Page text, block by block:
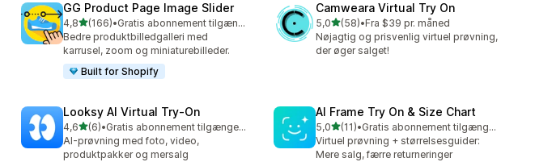
GG Product Page Image Slider
4,8ud af 5 stjerner
(166)
166 anmeldelser i alt
•
Gratis abonnement tilgængeligt
Bedre produktbilledgalleri med
karrusel, zoom og miniaturebilleder.
Built for Shopify
Camweara Virtual Try On
5,0ud af 5 stjerner
(58)
58 anmeldelser i alt
•Fra $39 pr. måned
Nøjagtig og prisvenlig virtuel prøvning,
der øger salget!
Looksy AI Virtual Try‑On
4,6ud af 5 stjerner
(6)
6 anmeldelser i alt
•
Gratis abonnement tilgængeligt
AI-prøvning med foto, video,
produktpakker og mersalg
AI Frame Try On & Size Chart
5,0ud af 5 stjerner
(11)
11 anmeldelser i alt
•
Gratis abonnement tilgængeligt
Virtuel prøvning + størrelsesguider:
Mere salg, færre returneringer